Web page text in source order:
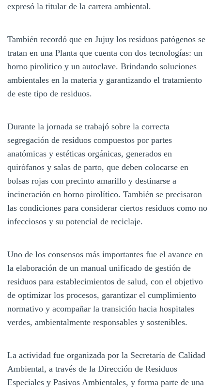
expresó la titular de la cartera ambiental.
También recordó que en Jujuy los residuos patógenos se
tratan en una Planta que cuenta con dos tecnologías: un
horno pirolitico y un autoclave. Brindando soluciones
ambientales en la materia y garantizando el tratamiento
de este tipo de residuos.
Durante la jornada se trabajó sobre la correcta
segregación de residuos compuestos por partes
anatómicas y estéticas orgánicas, generados en
quirófanos y salas de parto, que deben colocarse en
bolsas rojas con precinto amarillo y destinarse a
incineración en horno pirolítico. También se precisaron
las condiciones para considerar ciertos residuos como no
infecciosos y su potencial de reciclaje.
Uno de los consensos más importantes fue el avance en
la elaboración de un manual unificado de gestión de
residuos para establecimientos de salud, con el objetivo
de optimizar los procesos, garantizar el cumplimiento
normativo y acompañar la transición hacia hospitales
verdes, ambientalmente responsables y sostenibles.
La actividad fue organizada por la Secretaría de Calidad
Ambiental, a través de la Dirección de Residuos
Especiales y Pasivos Ambientales, y forma parte de una